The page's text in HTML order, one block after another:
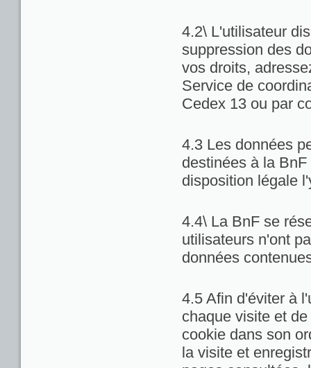
4.2\ L'utilisateur
suppression des
vos droits,
Service de
Cedex 13 ou par
4.3 Les données
destinées à la
disposition légale
4.4\ La BnF se
utilisateurs n'ont
données
4.5 Afin d'éviter à
chaque visite et
cookie dans son
la visite et